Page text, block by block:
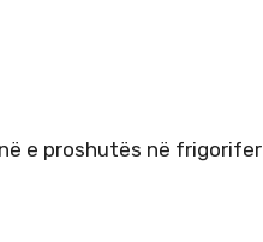
e proshutës në frigorifer